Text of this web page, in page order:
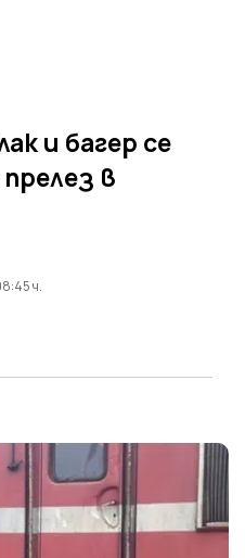
и багер се
в
ч.